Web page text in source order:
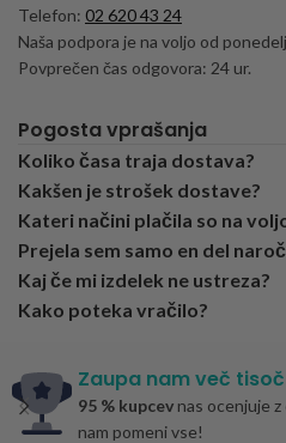
Telefon: 02 620 43 24
Naša podpora je na voljo od
Povprečen čas odgovora: 24 ur.
Pogosta vprašanja
Koliko časa traja dostava?
Kakšen je strošek dostave?
Kateri načini plačila so na
Prejela sem samo en del
Kaj če mi izdelek ne ustreza?
Kako poteka vračilo?
Zaupa nam več
95 % kupcev nas ocenjuje
nam pomeni vse!